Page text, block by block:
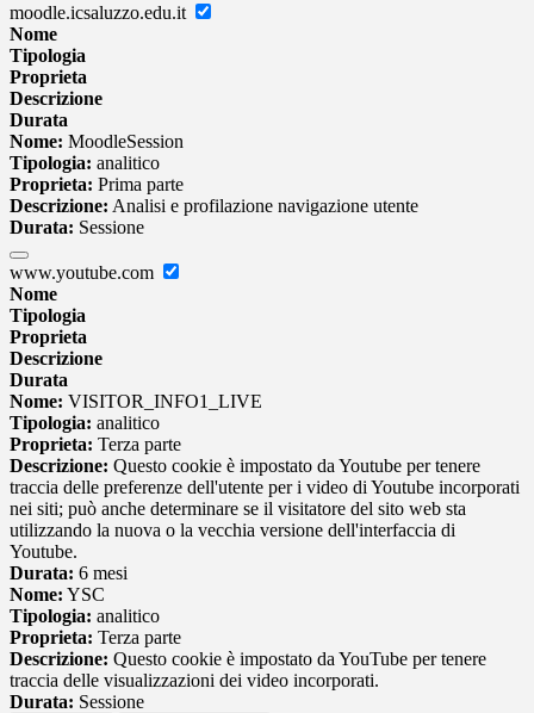
moodle.icsaluzzo.edu.it
Nome
Tipologia
Proprieta
Descrizione
Durata
Nome: MoodleSession
Tipologia: analitico
Proprieta: Prima parte
Descrizione: Analisi e profilazione navigazione utente
Durata: Sessione
www.youtube.com
Nome
Tipologia
Proprieta
Descrizione
Durata
Nome: VISITOR_INFO1_LIVE
Tipologia: analitico
Proprieta: Terza parte
Descrizione: Questo cookie è impostato da Youtube per tenere
traccia delle preferenze dell'utente per i video di Youtube incorporati
nei siti; può anche determinare se il visitatore del sito web sta
utilizzando la nuova o la vecchia versione dell'interfaccia di
Youtube.
Durata: 6 mesi
Nome: YSC
Tipologia: analitico
Proprieta: Terza parte
Descrizione: Questo cookie è impostato da YouTube per tenere
traccia delle visualizzazioni dei video incorporati.
Durata: Sessione